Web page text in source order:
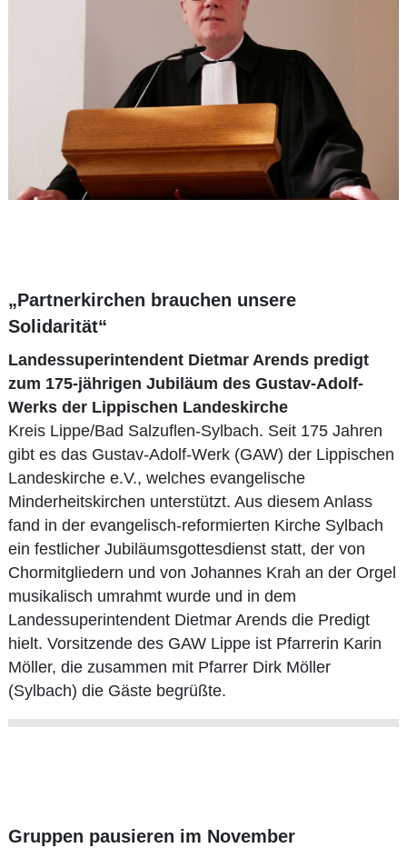
„Partnerkirchen brauchen unsere
Solidarität“
Landessuperintendent Dietmar Arends predigt
zum 175-jährigen Jubiläum des Gustav-Adolf-
Werks der Lippischen Landeskirche
Kreis Lippe/Bad Salzuflen-Sylbach. Seit 175 Jahren
gibt es das Gustav-Adolf-Werk (GAW) der Lippischen
Landeskirche e.V., welches evangelische
Minderheitskirchen unterstützt. Aus diesem Anlass
fand in der evangelisch-reformierten Kirche Sylbach
ein festlicher Jubiläumsgottesdienst statt, der von
Chormitgliedern und von Johannes Krah an der Orgel
musikalisch umrahmt wurde und in dem
Landessuperintendent Dietmar Arends die Predigt
hielt. Vorsitzende des GAW Lippe ist Pfarrerin Karin
Möller, die zusammen mit Pfarrer Dirk Möller
(Sylbach) die Gäste begrüßte.
Gruppen pausieren im November